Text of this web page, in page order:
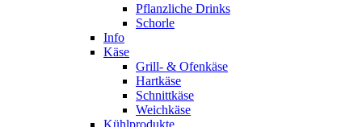
Pflanzliche Drinks
Schorle
Info
Käse
Grill- & Ofenkäse
Hartkäse
Schnittkäse
Weichkäse
Kühlprodukte